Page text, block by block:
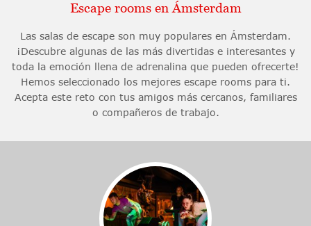
Escape rooms en Ámsterdam
Las salas de escape son muy populares en Ámsterdam.
¡Descubre algunas de las más divertidas e interesantes y
toda la emoción llena de adrenalina que pueden ofrecerte!
Hemos seleccionado los mejores escape rooms para ti.
Acepta este reto con tus amigos más cercanos, familiares
o compañeros de trabajo.